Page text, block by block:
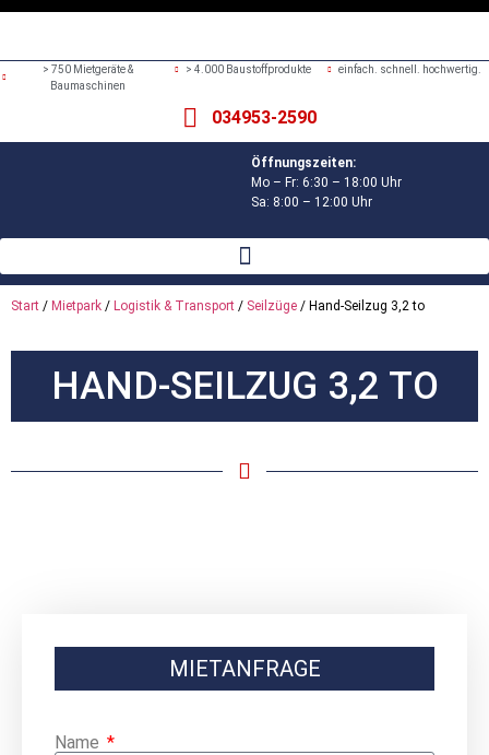
> 750 Mietgeräte &
Baumaschinen
> 4.000 Baustoffprodukte einfach. schnell. hochwertig.
034953-2590
Öffnungszeiten:
Mo – Fr: 6:30 – 18:00 Uhr
Sa: 8:00 – 12:00 Uhr
Start / Mietpark / Logistik & Transport / Seilzüge / Hand-Seilzug 3,2 to
HAND-SEILZUG 3,2 TO
MIETANFRAGE
Name